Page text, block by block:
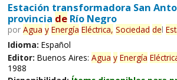
Estación transformadora San
provincia deRío Negro
por Agua y Energía Eléctrica, Sociedad del
Idioma: Español
Editor: Buenos Aires: Agua y Energía
1988